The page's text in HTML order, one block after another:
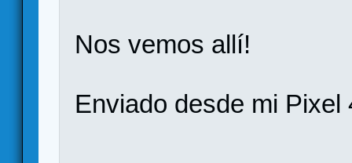
Nos vemos allí!
Enviado desde mi Pixel